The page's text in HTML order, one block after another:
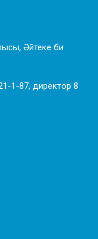
Әйтеке би
1-87, директор 8